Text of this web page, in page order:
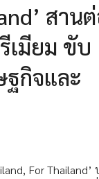
สาน
เมียม ขับ
ฐกิจและ
For Thailand’